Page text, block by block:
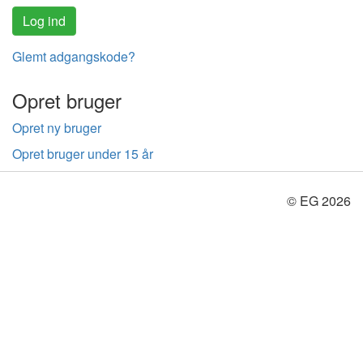
Glemt adgangskode?
Opret bruger
Opret ny bruger
Opret bruger under 15 år
© EG 2026